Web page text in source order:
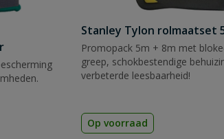
Stanley Tylon rolmaatset
Promopack 5m + 8m met
greep, schokbestendige
verbeterde leesbaarheid!
Op voorraad